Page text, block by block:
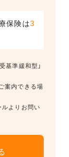
保険は3
基準緩和型」
案内できる場
ルよりお問い